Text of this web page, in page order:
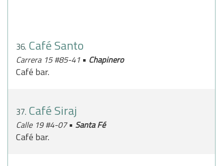
36. Café Santo
Carrera 15 #85-41 • Chapinero
Café bar.
37. Café Siraj
Calle 19 #4-07• Santa Fé
Café bar.